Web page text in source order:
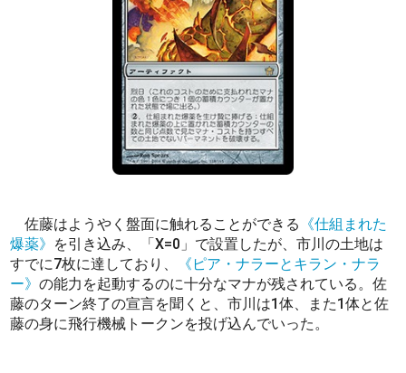
佐藤はようやく盤面に触れることができる 《仕組まれた
爆薬》 を引き込み、「X=0」で設置したが、市川の土地は
すでに7枚に達しており、
《ピア・ナラーとキラン・ナラ
ー》の能力を起動するのに十分なマナが残されている。佐
藤のターン終了の宣言を聞くと、市川は1体、また1体と佐
藤の身に飛行機械トークンを投げ込んでいった。